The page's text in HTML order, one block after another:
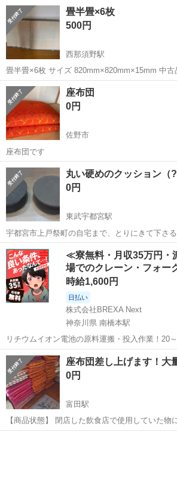
栃木 栃木市 静和駅
よろしくお願いします
畳半畳×6枚
500円
西那須野駅
畳半畳×6枚 サイズ 820mm×820mm×15mm 中古品で凹み、日焼けして
おりますが、い草のほどけ等はありません。 6枚セット ¥500 引き取
り場所 ファミリーマート那須塩原南郷屋店
栃木 那須塩原市
半畳
座布団
0円
佐野市
座布団です
栃木 佐野市 ファブリック、カバー
丸い硬めのクッション（
0円
東武宇都宮駅
宇都宮市上戸祭町の自宅まで、とりにきて下さる
だきます。 多少飼い犬の毛が付いていたりする
じめご了承下さい。 【サイズ】直径:φ41ｃｍ程
くおねがいします。
栃木 宇都宮市 東武宇都宮駅 ファブ
≪寮無料・月収35万円・
場でのクレーン・フォー
時給1,600円
日払い
株式会社BREXA Next
神奈川県 南橋本駅
リチウムイオン電池の原料運搬・投入作業！20
ワンルーム寮完備！赴任旅費会社負担！年間休
ト免許お持ちの方、活躍中！就業先食堂利用可★
市》 人気の工場のお仕事 ◇電...
神奈川 相模原市 南橋本駅 その他
座布団差し上げます！大
0円
富田駅
【商品状態】 閉店した飲食店で使用していた物になります。 全部で
100枚以上あります。 店舗：リサイクルショップ 虹風船 佐野店 住